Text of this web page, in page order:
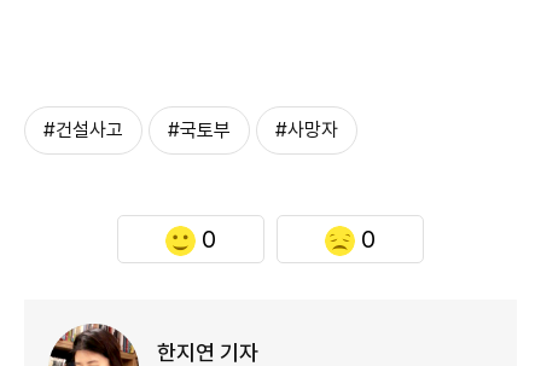
#건설사고 #국토부 #사망자
0 0
한지연 기자